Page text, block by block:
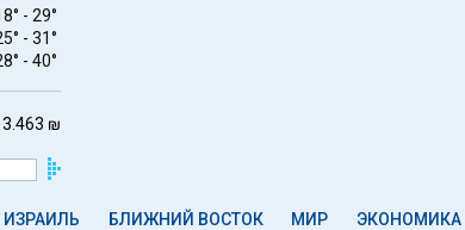
- 29°
- 31°
- 40°
3.463 ₪
ИЗРАИЛЬ БЛИЖНИЙ ВОСТОК МИР ЭКОНОМИКА